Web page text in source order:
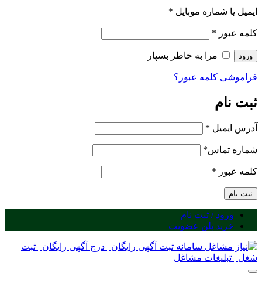
ایمیل یا شماره موبایل *
کلمه عبور *
ورود مرا به خاطر بسپار
فراموشی کلمه عبور؟
ثبت نام
آدرس ایمیل *
شماره تماس*
کلمه عبور *
ثبت نام
ورود / ثبت نام
خرید پلن عضویت